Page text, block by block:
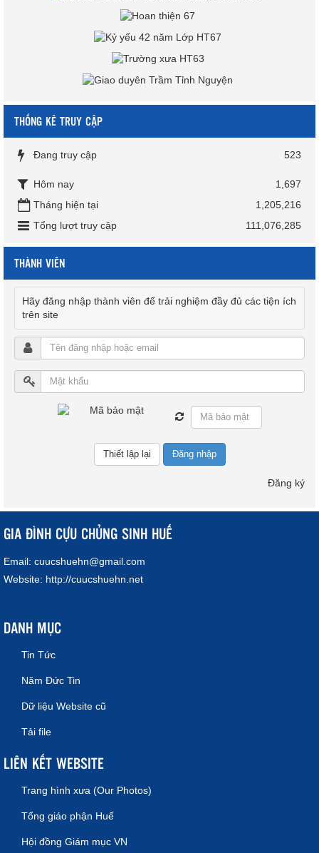
THỐNG KÊ TRUY CẬP
Đang truy cập 523
Hôm nay
1,697
Tháng hiện tại
1,205,216
Tổng lượt truy cập
111,076,285
THÀNH VIÊN
Hãy đăng nhập thành viên để trải nghiệm đầy đủ các tiện ích
trên site
Đăng nhập
Đăng ký
GIA ĐÌNH CỰU CHỦNG SINH HUẾ
Email: cuucshuehn@gmail.com
Website: http://cuucshuehn.net
DANH MỤC
Tin Tức
Năm Đức Tin
Dữ liệu Website cũ
Tải file
LIÊN KẾT WEBSITE
Trang hình xưa (Our Photos)
Tổng giáo phận Huế
Hội đồng Giám mục VN